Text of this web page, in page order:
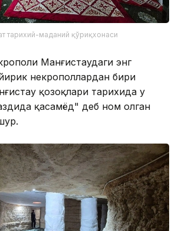
тарихий-маданий қўриқхонаси
Манғистаудаги энг
некрополлардан бири
қозоқлари тарихида у
қасамёд" деб ном олган